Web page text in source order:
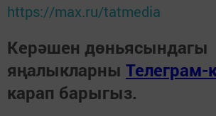
https://max.ru/tatmedia
Керәшен дөньясындагы
яңалыкларны Телеграм-
карап барыгыз.